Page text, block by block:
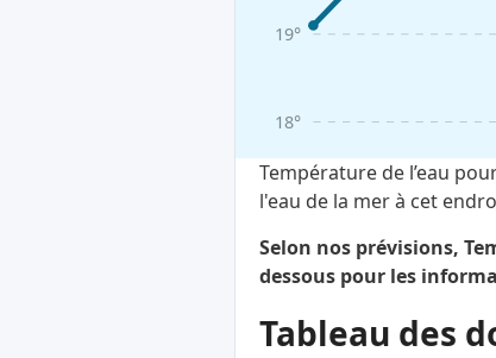
18°
19°
Température de l’eau
l'eau de la mer à cet
Selon nos prévisions,
dessous pour les
Tableau des